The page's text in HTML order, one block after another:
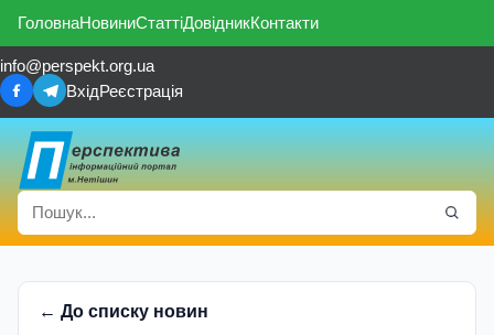
ГоловнаНовиниСтаттіДовідникКонтакти
info@perspekt.org.ua
ВхідРеєстрація
← До списку новин